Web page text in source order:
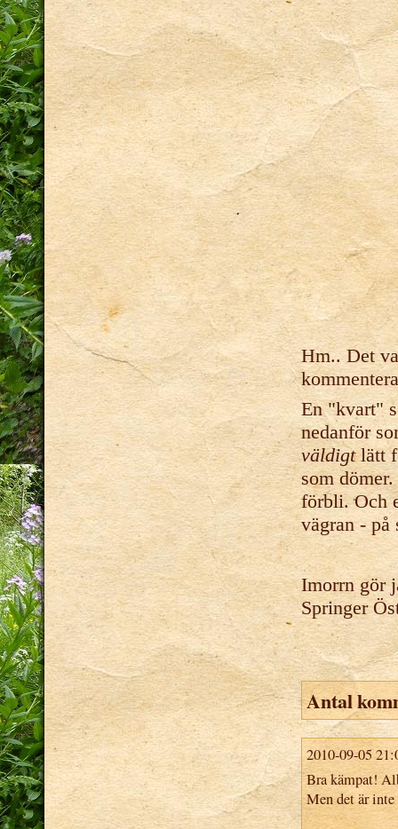
Hm.. Det
En "kvart"
nedanför
väldigtlätt
som
förbli. Och
vägran -
Imorrn gör
Springer
Antal
2010-09-05
Bra kämpat!
Men det är